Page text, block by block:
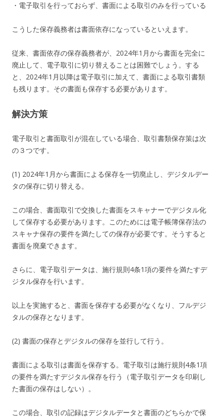
・電子取引を行っておらず、書面による取引のみを行っている
こうした保存義務者は書面依存になっているといえます。
従来、書面依存の保存義務者が、2024年1月から書面を完全に
廃止して、電子取引に切り替えることは困難でしょう。する
と、2024年1月以降は電子取引に加えて、書面による取引書類
も残ります。その書面も保存する必要があります。
解決方策
電子取引と書面取引が混在している場合、取引書類保存策は次
の３つです。
(1) 2024年1月から書面による保存を一切廃止し、デジタルデー
タの保存に切り替える。
この場合、書面取引で交換した書面をスキャナーでデジタル化
して保存する必要があります。このためには電子帳簿保存法の
スキャナ保存の要件を満たしての保存が必要です。そうすると
書面を廃棄できます。
さらに、電子取引データは、施行規則4条1項の要件を満たすデ
ジタル保存を行います。
以上を実施すると、書面を保存する必要がなくなり、フルデジ
タルの保存となります。
(2) 書面の保存とデジタルの保存を並行して行う。
書面による取引は書面を保存する。電子取引は施行規則4条1項
の要件を満たすデジタル保存を行う（電子取引データを印刷し
た書面の保存はしない）。
この場合、取引の記録はデジタルデータと書面のどちらかで保